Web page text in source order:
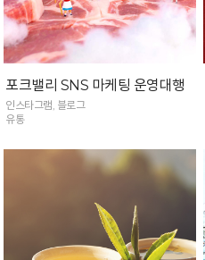
포크밸리 SNS 마케팅 운영대행
인스타그램, 블로그
유통